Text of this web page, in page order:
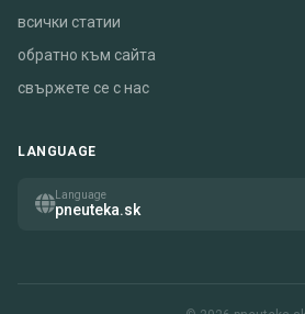
всички статии
обратно към сайта
свържете се с нас
LANGUAGE
Language
pneuteka.sk